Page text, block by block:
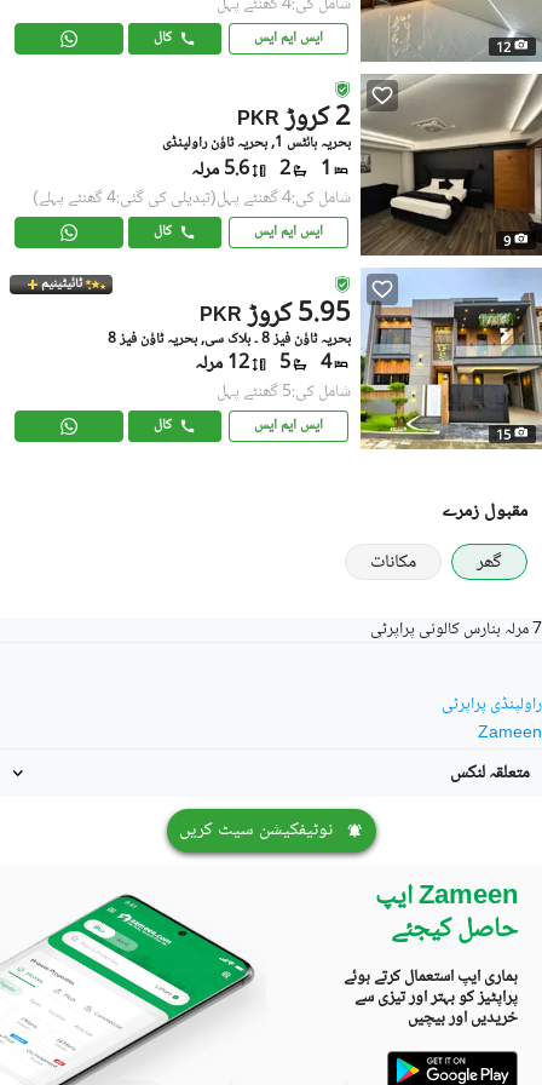
12 ایس ایم ایس کال
9
PKR 2 کروڑ
بحریہ ہائٹس 1, بحریہ ٹاؤن راولپنڈی
1
2 5.6 مرلہ
شامل کی:4 گھنٹے پہل (تبدیلی کی گئی:4 گھنٹے پہلے)
ایس ایم ایس کال
15
ٹائیٹینیم
PKR 5.95 کروڑ
بحریہ ٹاؤن فیز 8 ۔ بلاک سی, بحریہ ٹاؤن فیز 8
4
5 12 مرلہ
شامل کی:5 گھنٹے پہل
ایس ایم ایس کال
مقبول زمرے
گھر
مکانات
Zameen
راولپنڈی پراپرٹی
7 مرلہ بنارس کالونی پراپرٹی
متعلقہ لنکس
نوٹیفکیشن سیٹ کریں
Zameen ایپ
حاصل کیجئے
ہماری ایپ استعمال کرتے ہوئے
پراپٹیز کو بہتر اور تیزی سے
خریدیں اور بیچیں